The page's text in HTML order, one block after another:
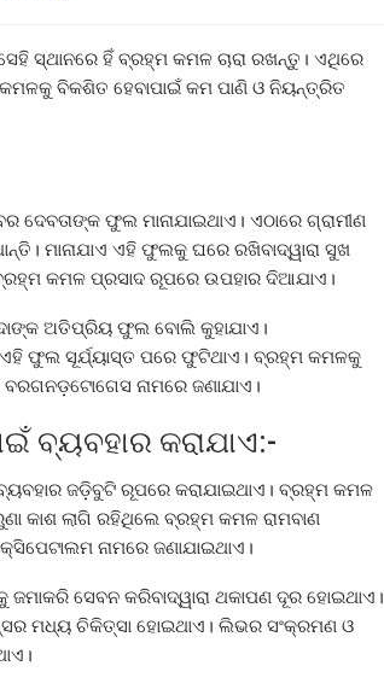
ସ୍ଥାନରେ ହିଁ ବ୍ରହ୍ମ କମଳ ଚାରା ରଖନ୍ତୁ। ଏଥିରେ
ବିକଶିତ ହେବାପାଇଁ କମ ପାଣି ଓ ନିୟନ୍ତ୍ରିତ
ଫୁଲ ମାନାଯାଇଥାଏ। ଏଠାରେ ଗ୍ରାମୀଣ
ମାନାଯାଏ ଏହି ଫୁଲକୁ ଘରେ ରଖିବାଦ୍ୱାରା ସୁଖ
କମଳ ପ୍ରସାଦ ରୂପରେ ଉପହାର ଦିଆଯାଏ।
ଅତିପ୍ରିୟ ଫୁଲ ବୋଲି କୁହାଯାଏ।
ଫୁଲ ସୂର୍ଯ୍ୟାସ୍ତ ପରେ ଫୁଟିଥାଏ। ବ୍ରହ୍ମ କମଳକୁ
ନାମରେ ଜଣାଯାଏ।
ବ୍ୟବହାର କରାଯାଏ:-
ଜଡ଼ିବୁଟି ରୂପରେ କରାଯାଇଥାଏ। ବ୍ରହ୍ମ କମଳ
କାଶ ଲାଗି ରହିଥିଲେ ବ୍ରହ୍ମ କମଳ ରାମବାଣ
ନାମରେ ଜଣାଯାଇଥାଏ।
ସେବନ କରିବାଦ୍ୱାରା ଥକାପଣ ଦୂର ହୋଇଥାଏ।
ମଧ୍ୟ ଚିକିତ୍ସା ହୋଇଥାଏ। ଲିଭର ସଂକ୍ରମଣ ଓ